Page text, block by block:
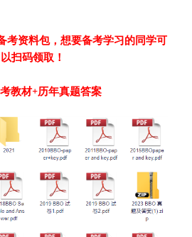
考资料包，想要备考学习的同学可
以扫码领取！
教材+历年真题答案